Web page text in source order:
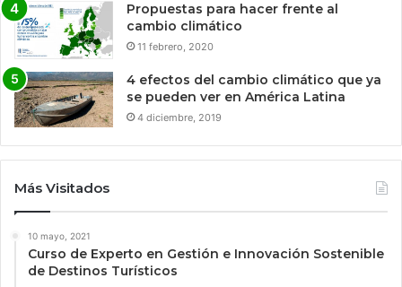
Propuestas para hacer frente al
cambio climático
11 febrero, 2020
4 efectos del cambio climático que ya
se pueden ver en América Latina
4 diciembre, 2019
Más Visitados
10 mayo, 2021
Curso de Experto en Gestión e Innovación Sostenible
de Destinos Turísticos